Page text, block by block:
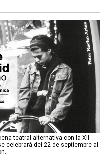
teatral alternativa con la XII
celebrará del 22 de septiembre al